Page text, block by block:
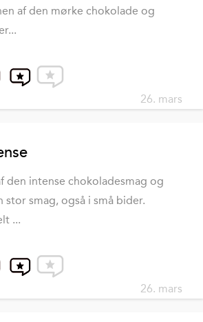
af den mørke chokolade og
26. mars
den intense chokoladesmag og
stor smag, også i små bider.
...
26. mars